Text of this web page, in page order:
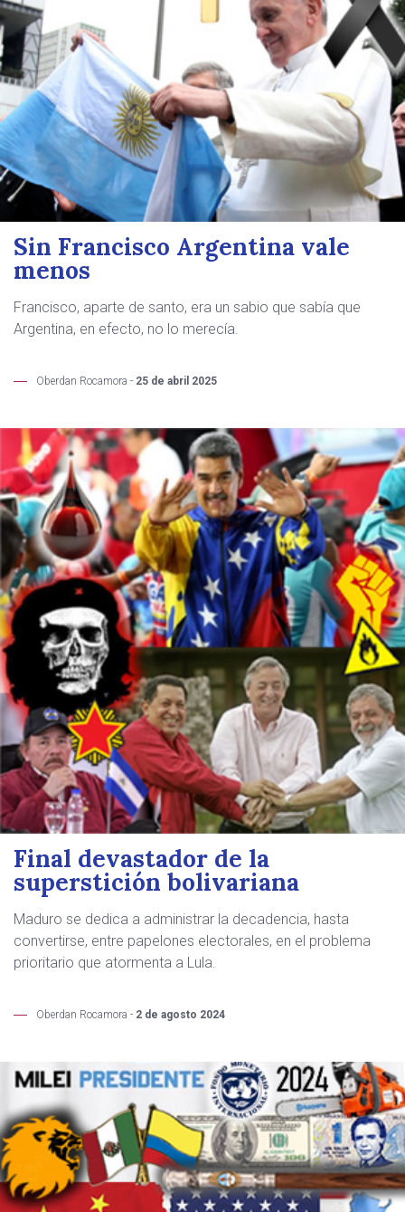
Sin Francisco Argentina vale
menos
Francisco, aparte de santo, era un sabio que sabía que
Argentina, en efecto, no lo merecía.
Oberdan Rocamora - 25 de abril 2025
Final devastador de la
superstición bolivariana
Maduro se dedica a administrar la decadencia, hasta
convertirse, entre papelones electorales, en el problema
prioritario que atormenta a Lula.
Oberdan Rocamora - 2 de agosto 2024